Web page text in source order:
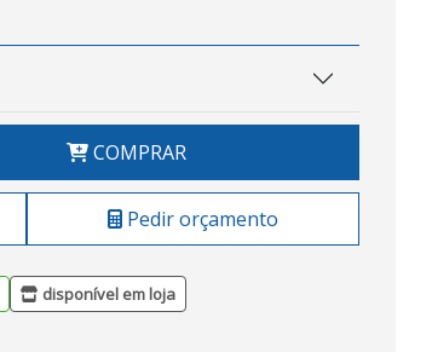
COMPRAR
Pedir orçamento
disponível em loja